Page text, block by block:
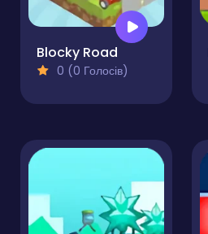
Blocky Road
0 (0 Голосів)